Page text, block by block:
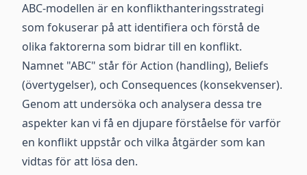
ABC-modellen är en konflikthanteringsstrategi
som fokuserar på att identifiera och förstå de
olika faktorerna som bidrar till en konflikt.
Namnet "ABC" står för Action (handling), Beliefs
(övertygelser), och Consequences (konsekvenser).
Genom att undersöka och analysera dessa tre
aspekter kan vi få en djupare förståelse för varför
en konflikt uppstår och vilka åtgärder som kan
vidtas för att lösa den.